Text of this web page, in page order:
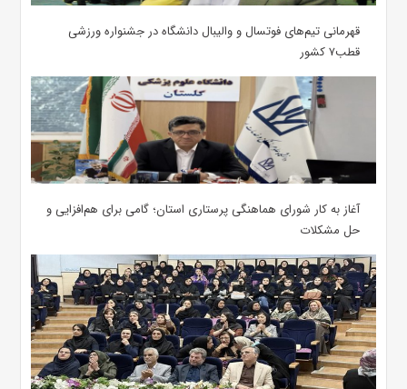
قهرمانی تیم‌های فوتسال و والیبال دانشگاه در جشنواره ورزشی
قطب۷ کشور
آغاز به کار شورای هماهنگی پرستاری استان؛ گامی برای هم‌افزایی و
حل مشکلات